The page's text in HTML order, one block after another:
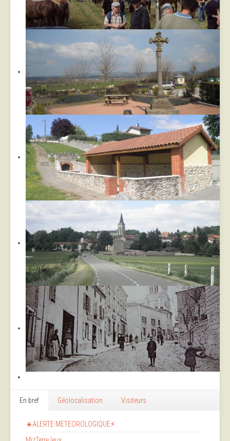
En bref Géolocalisation Visiteurs
☀️ALERTE METEOROLOGIQUE⚡